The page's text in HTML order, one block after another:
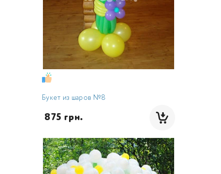
Букет из шаров №8
875 грн.